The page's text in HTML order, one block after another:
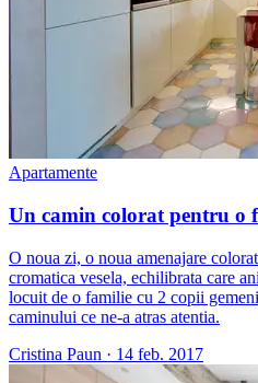
Apartamente
Un camin colorat pentru o
O noua zi, o noua amenajare
cromatica vesela, echilibrata care
locuit de o familie cu 2 copii
caminului ce ne-a atras atentia.
Cristina Paun · 14 feb. 2017